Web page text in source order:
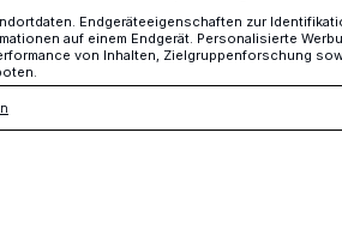
Erkrankungsfall in der
bekannt geworden.
so schnell wie möglich
drei Kontaktpersonen
Endgeräteeigenschaften zur
auf einem Endgerät. Personalisierte
von Inhalten, Zielgruppenforschung